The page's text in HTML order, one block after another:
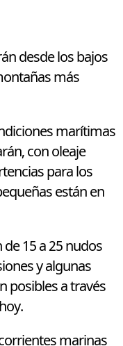
desde los bajos
más
marítimas
con oleaje
para los
están en
15 a 25 nudos
y algunas
posibles a través
marinas